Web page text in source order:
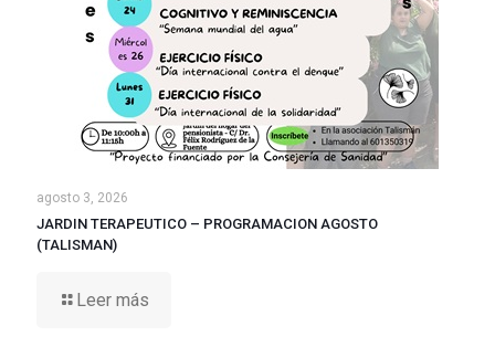
agosto 3, 2026
JARDIN TERAPEUTICO – PROGRAMACION AGOSTO
(TALISMAN)
Leer más